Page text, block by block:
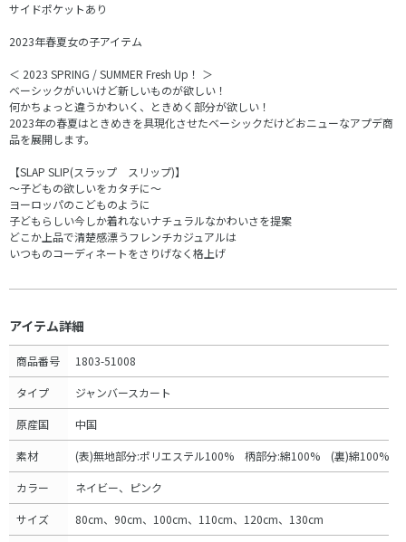
サイドポケットあり
2023年春夏女の子アイテム
＜ 2023 SPRING / SUMMER Fresh Up！ ＞
ベーシックがいいけど新しいものが欲しい！
何かちょっと違うかわいく、ときめく部分が欲しい！
2023年の春夏はときめきを具現化させたベーシックだけどおニューなアプデ商
品を展開します。
【SLAP SLIP(スラップ スリップ)】
～子どもの欲しいをカタチに～
ヨーロッパのこどものように
子どもらしい今しか着れないナチュラルなかわいさを提案
どこか上品で清楚感漂うフレンチカジュアルは
いつものコーディネートをさりげなく格上げ
アイテム詳細
商品番号 1803-51008
タイプ ジャンバースカート
原産国 中国
素材 (表)無地部分:ポリエステル100% 柄部分:綿100% (裏)綿100%
カラー ネイビー、ピンク
サイズ 80cm、90cm、100cm、110cm、120cm、130cm